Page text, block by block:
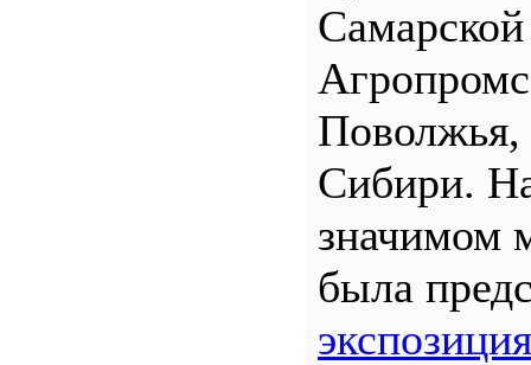
Поволжья,
Сибири.
значимом
была